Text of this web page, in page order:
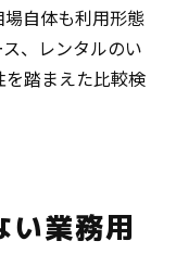
自体も利用形態
、レンタルのい
を踏まえた比較検
い業務用